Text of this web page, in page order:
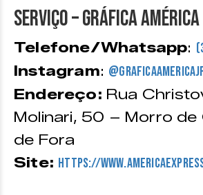
SERVIÇO – GRÁFICA
Telefone/Whatsapp:
Instagram:
Endereço: Rua
Molinari, 50 – Morro de
de Fora
Site: https://